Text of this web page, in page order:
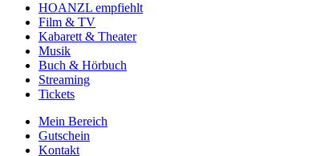
HOANZL empfiehlt
Film & TV
Kabarett & Theater
Musik
Buch & Hörbuch
Streaming
Tickets
Mein Bereich
Gutschein
Kontakt